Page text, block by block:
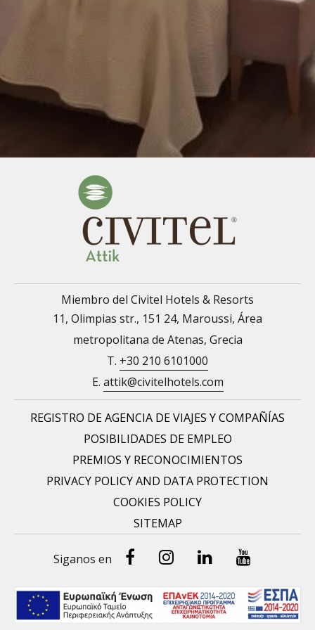
Miembro del Civitel Hotels & Resorts
11, Olimpias str., 151 24, Maroussi, Área
metropolitana de Atenas, Grecia
T. +30 210 6101000
E. attik@civitelhotels.com
REGISTRO DE AGENCIA DE VIAJES Y COMPAÑÍAS
POSIBILIDADES DE EMPLEO
PREMIOS Y RECONOCIMIENTOS
PRIVACY POLICY AND DATA PROTECTION
COOKIES POLICY
SITEMAP
Siganos en FacebookInstragram
Linked-